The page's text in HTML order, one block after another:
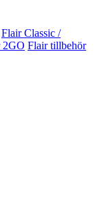
Flair Classic /
2GO Flair tillbehör